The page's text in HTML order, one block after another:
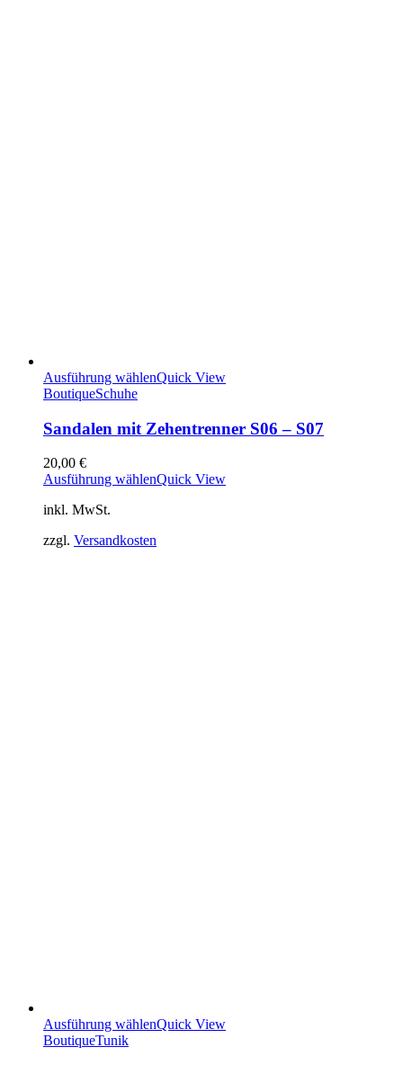
Ausführung wählenQuick View
BoutiqueSchuhe
Sandalen mit Zehentrenner S06 – S07
20,00 €
Ausführung wählenQuick View
inkl. MwSt.
zzgl. Versandkosten
Ausführung wählenQuick View
BoutiqueTunik